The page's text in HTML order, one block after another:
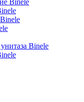
Binele
Binele